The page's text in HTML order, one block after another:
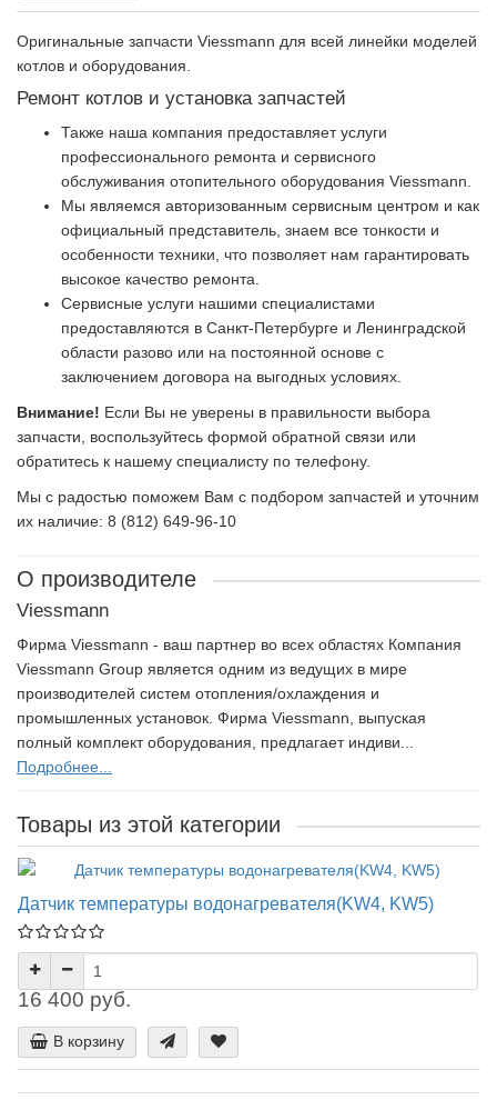
Оригинальные запчасти Viessmann для всей линейки моделей
котлов и оборудования.
Ремонт котлов и установка запчастей
Также наша компания предоставляет услуги
профессионального ремонта и сервисного
обслуживания отопительного оборудования Viessmann.
Мы являемся авторизованным сервисным центром и как
официальный представитель, знаем все тонкости и
особенности техники, что позволяет нам гарантировать
высокое качество ремонта.
Сервисные услуги нашими специалистами
предоставляются в Санкт-Петербурге и Ленинградской
области разово или на постоянной основе с
заключением договора на выгодных условиях.
Внимание! Если Вы не уверены в правильности выбора
запчасти, воспользуйтесь формой обратной связи или
обратитесь к нашему специалисту по телефону.
Мы с радостью поможем Вам с подбором запчастей и уточним
их наличие: 8 (812) 649-96-10
О производителе
Viessmann
Фирма Viessmann - ваш партнер во всех областях Компания
Viessmann Group является одним из ведущих в мире
производителей систем отопления/охлаждения и
промышленных установок. Фирма Viessmann, выпуская
полный комплект оборудования, предлагает индиви...
Подробнее...
Товары из этой категории
Датчик температуры водонагревателя(KW4, KW5)
16 400 руб.
В корзину